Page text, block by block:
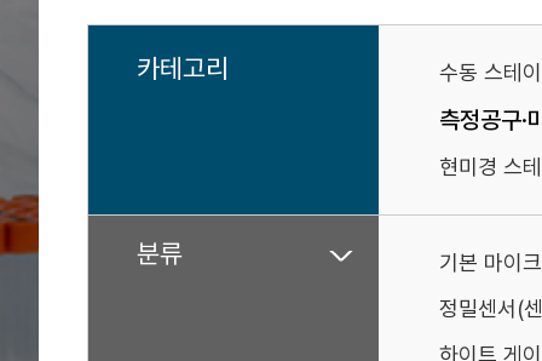
카테고리 수동 스테
측정공구·
현미경 스
분류
기본 마이
정밀센서(
하이트 게